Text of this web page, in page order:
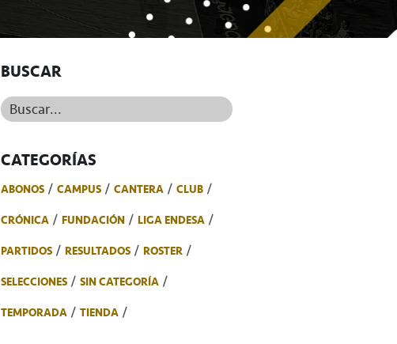
BUSCAR
Buscar...
CATEGORÍAS
ABONOS CAMPUS CANTERA
CLUB
CRÓNICA
FUNDACIÓN
LIGA ENDESA
PARTIDOS
RESULTADOS
ROSTER
SELECCIONES
SIN CATEGORÍA
TEMPORADA
TIENDA